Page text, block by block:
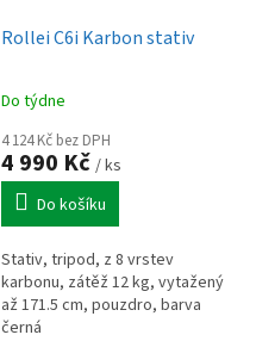
Rollei C6i Karbon stativ
Do týdne
4 124 Kč bez DPH
4 990 Kč / ks
Do košíku
Stativ, tripod, z 8 vrstev
karbonu, zátěž 12 kg, vytažený
až 171.5 cm, pouzdro, barva
černá